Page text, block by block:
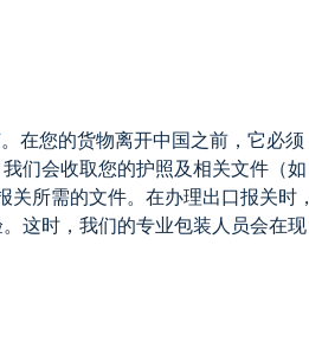
在您的货物离开中国之前，它必须
们会收取您的护照及相关文件（如
所需的文件。在办理出口报关时，
这时，我们的专业包装人员会在现